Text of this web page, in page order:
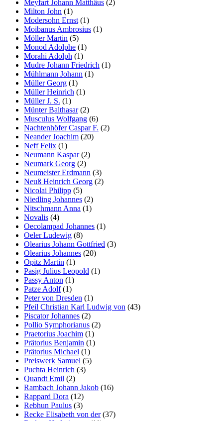
Meyfart Johann Matthäus (2)
Milton John (1)
Modersohn Ernst (1)
Moibanus Ambrosius (1)
Möller Martin (5)
Monod Adolphe (1)
Morahi Adolph (1)
Mudre Johann Friedrich (1)
Mühlmann Johann (1)
Müller Georg (1)
Müller Heinrich (1)
Müller J. S. (1)
Münter Balthasar(2)
Musculus Wolfgang (6)
Nachtenhöfer Caspar F. (2)
Neander Joachim (20)
Neff Felix (1)
Neumann Kaspar(2)
Neumark Georg (2)
Neumeister Erdmann (3)
Neuß Heinrich Georg (2)
Nicolai Philipp (5)
Niedling Johannes (2)
Nitschmann Anna (1)
Novalis (4)
Oecolampad Johannes (1)
Oeler Ludewig (8)
Olearius Johann Gottfried (3)
Olearius Johannes (20)
Opitz Martin (1)
Pasig Julius Leopold (1)
Passy Anton (1)
Patze Adolf(1)
Peter von Dresden (1)
Pfeil Christian Karl Ludwig von (43)
Piscator Johannes (2)
Pollio Symphorianus (2)
Praetorius Joachim (1)
Prätorius Benjamin (1)
Prätorius Michael (1)
Preiswerk Samuel (5)
Puchta Heinrich (3)
Quandt Emil (2)
Rambach Johann Jakob (16)
Rappard Dora (12)
Rebhun Paulus (3)
Recke Elisabeth von der(37)